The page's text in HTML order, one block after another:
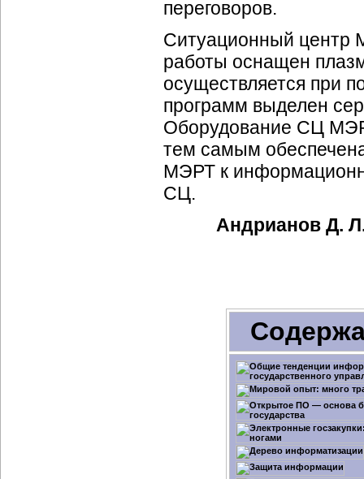
переговоров.
Ситуационный центр
работы оснащен
осуществляется при
программ выделен
Оборудование СЦ
тем самым
МЭРТ к
СЦ.
Андрианов Д.